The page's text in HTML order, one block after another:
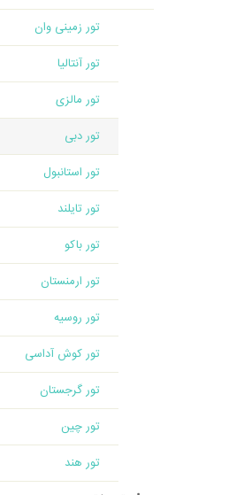
تور زمینی وان
تور آنتالیا
تور مالزی
تور دبی
تور استانبول
تور تایلند
تور باکو
تور ارمنستان
تور روسیه
تور کوش آداسی
تور گرجستان
تور چین
تور هند